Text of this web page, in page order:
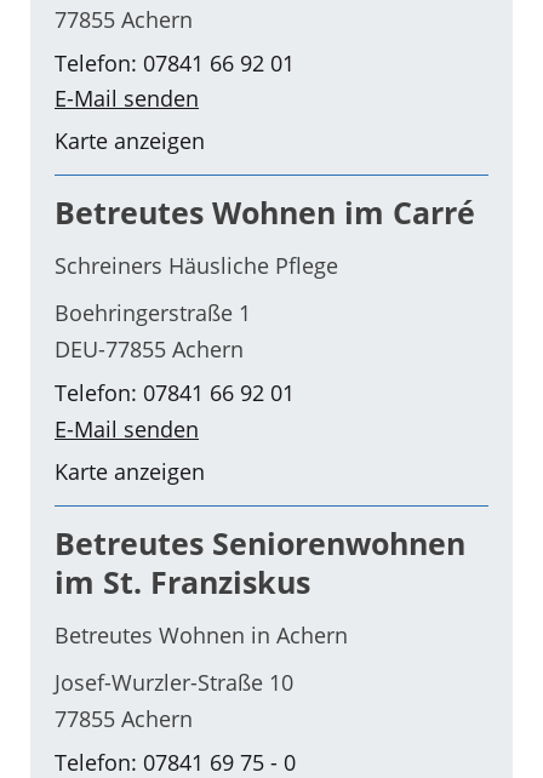
77855 Achern
Telefon: 07841 66 92 01
E-Mail senden
Karte anzeigen
Betreutes Wohnen im Carré
Schreiners Häusliche Pflege
Boehringerstraße 1
DEU-77855 Achern
Telefon: 07841 66 92 01
E-Mail senden
Karte anzeigen
Betreutes Seniorenwohnen
im St. Franziskus
Betreutes Wohnen in Achern
Josef-Wurzler-Straße 10
77855 Achern
Telefon: 07841 69 75 - 0